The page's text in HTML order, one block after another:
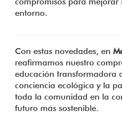
entorno.
Con estas novedades, en
reafirmamos nuestro
educación transformadora
conciencia ecológica y la
toda la comunidad en la
futuro más sostenible.